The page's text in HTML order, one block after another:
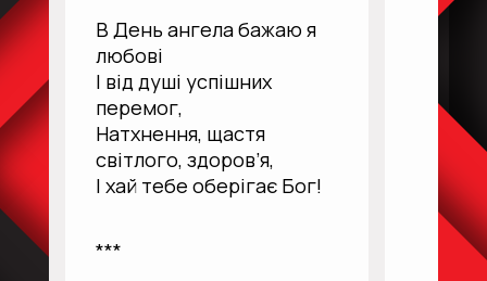
В День ангела бажаю я
любові
І від душі успішних
перемог,
Натхнення, щастя
світлого, здоров’я,
І хай тебе оберігає Бог!
***